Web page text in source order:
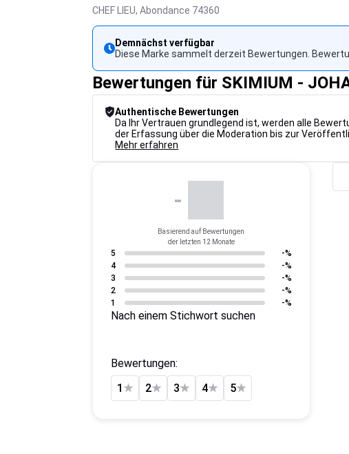
CHEF LIEU, Abondance 74360
Demnächst verfügbar
Diese Marke sammelt derzeit Bewertungen.
Bewertungen für SKIMIUM -
Authentische Bewertungen
Da Ihr Vertrauen grundlegend ist, werden alle
der Erfassung über die Moderation bis zur
Mehr erfahren
-
Basierend auf Bewertungen
der letzten 12 Monate
5
-%
4
-%
3
-%
2
-%
1
-%
Nach einem Stichwort suchen
Bewertungen:
1 ★ 2★ 3★ 4★ 5★